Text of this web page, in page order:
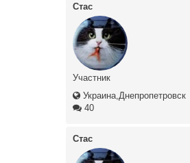
Стас
Участник
Украина,Днепропетровск
40
Стас